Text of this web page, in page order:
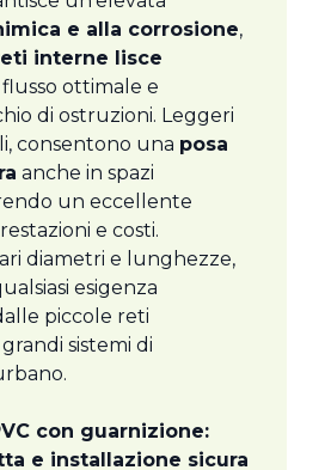
e alla corrosione,
interne lisce
ottimale e
di ostruzioni. Leggeri
consentono una posa
anche in spazi
un eccellente
e costi.
diametri e lunghezze,
esigenza
piccole reti
sistemi di
con guarnizione:
e installazione sicura